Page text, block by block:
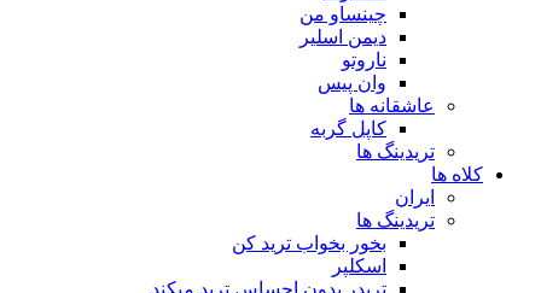
چینساو من
دیمن اسلیر
ناروتو
وان پیس
عاشقانه ها
کاپل گربه
تریدینگ ها
کلاه ها
ایران
تریدینگ ها
بخور بخواب ترید کن
اسکلپر
تریدر بدون احساس ترید میکند